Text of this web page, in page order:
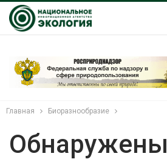
Главная Биоразнообразие
Обнаружены